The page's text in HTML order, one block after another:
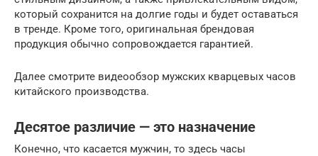
который сохранится на долгие годы и будет оставаться
в тренде. Кроме того, оригинальная брендовая
продукция обычно сопровождается гарантией.
Далее смотрите видеообзор мужских кварцевых часов
китайского производства.
Десятое различие — это назначение
Конечно, что касается мужчин, то здесь часы